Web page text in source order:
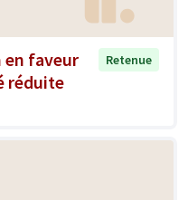
en faveur
réduite
Retenue